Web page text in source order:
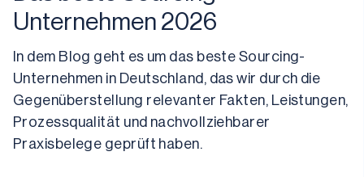
Unternehmen 2026
In dem Blog geht es um das beste Sourcing-
Unternehmen in Deutschland, das wir durch die
Gegenüberstellung relevanter Fakten, Leistungen,
Prozessqualität und nachvollziehbarer